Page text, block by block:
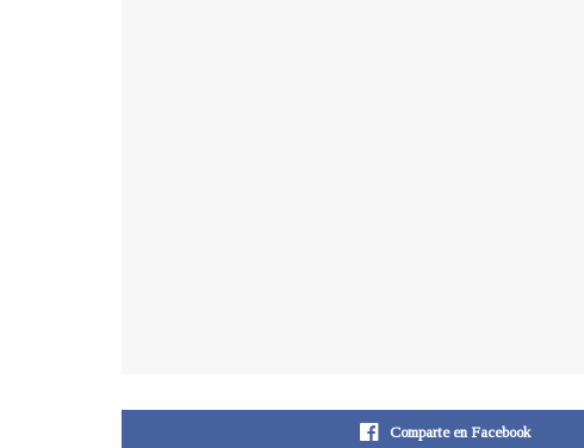
Comparte en Facebook